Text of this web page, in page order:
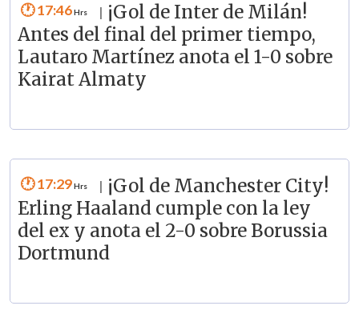
17:46
¡Gol de Inter de Milán!
Antes del final del primer tiempo,
Lautaro Martínez anota el 1-0 sobre
Kairat Almaty
17:29
¡Gol de Manchester City!
Erling Haaland cumple con la ley
del ex y anota el 2-0 sobre Borussia
Dortmund